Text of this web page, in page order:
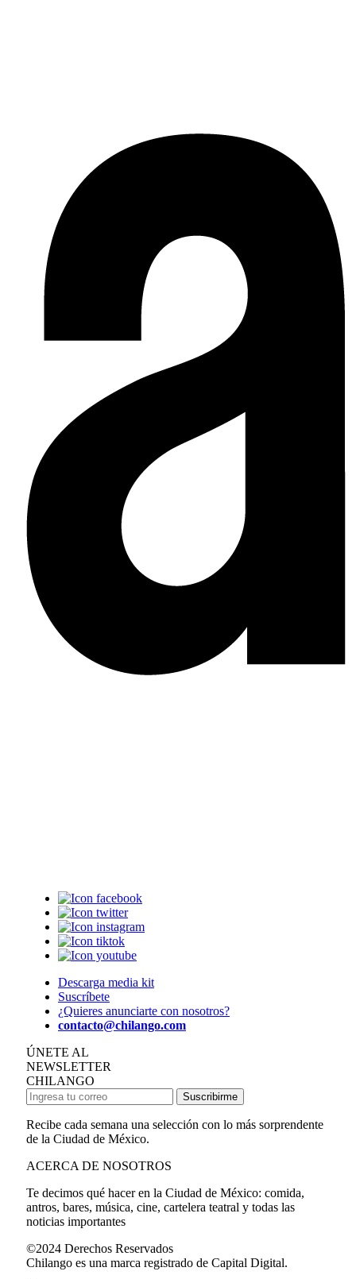
Descarga media kit
Suscríbete
¿Quieres anunciarte con nosotros?
contacto@chilango.com
ÚNETE AL
NEWSLETTER
CHILANGO
Suscribirme
Recibe cada semana una selección con lo más sorprendente
de la Ciudad de México.
ACERCA DE NOSOTROS
Te decimos qué hacer en la Ciudad de México: comida,
antros, bares, música, cine, cartelera teatral y todas las
noticias importantes
©2024 Derechos Reservados
Chilango es una marca registrado de Capital Digital.